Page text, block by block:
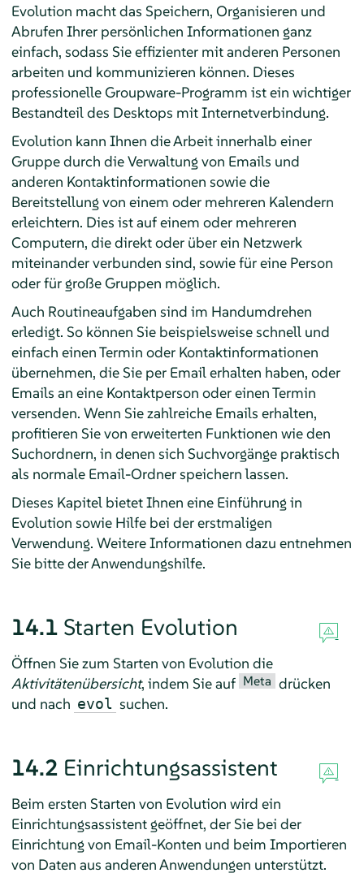
Evolution macht das Speichern, Organisieren und
Abrufen Ihrer persönlichen Informationen ganz
einfach, sodass Sie effizienter mit anderen Personen
arbeiten und kommunizieren können. Dieses
professionelle Groupware-Programm ist ein wichtiger
Bestandteil des Desktops mit Internetverbindung.
Evolution kann Ihnen die Arbeit innerhalb einer
Gruppe durch die Verwaltung von Emails und
anderen Kontaktinformationen sowie die
Bereitstellung von einem oder mehreren Kalendern
erleichtern. Dies ist auf einem oder mehreren
Computern, die direkt oder über ein Netzwerk
miteinander verbunden sind, sowie für eine Person
oder für große Gruppen möglich.
Auch Routineaufgaben sind im Handumdrehen
erledigt. So können Sie beispielsweise schnell und
einfach einen Termin oder Kontaktinformationen
übernehmen, die Sie per Email erhalten haben, oder
Emails an eine Kontaktperson oder einen Termin
versenden. Wenn Sie zahlreiche Emails erhalten,
profitieren Sie von erweiterten Funktionen wie den
Suchordnern, in denen sich Suchvorgänge praktisch
als normale Email-Ordner speichern lassen.
Dieses Kapitel bietet Ihnen eine Einführung in
Evolution sowie Hilfe bei der erstmaligen
Verwendung. Weitere Informationen dazu entnehmen
Sie bitte der Anwendungshilfe.
14.1 Starten Evolution
Öffnen Sie zum Starten von Evolution die
Aktivitätenübersicht, indem Sie auf Meta drücken
und nach evol suchen.
14.2 Einrichtungsassistent
Beim ersten Starten von Evolution wird ein
Einrichtungsassistent geöffnet, der Sie bei der
Einrichtung von Email-Konten und beim Importieren
von Daten aus anderen Anwendungen unterstützt.